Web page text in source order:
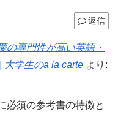
返信
の専門性が高い英語・
大学生のa la carte より:
必須の参考書の特徴と